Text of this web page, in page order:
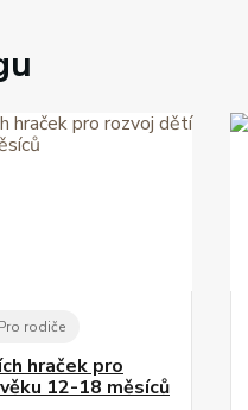
Pro rodiče
hraček pro
12-18 měsíců